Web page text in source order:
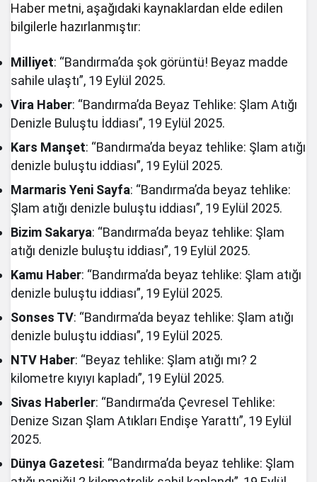
Haber metni, aşağıdaki kaynaklardan elde edilen
bilgilerle hazırlanmıştır:
Milliyet: “Bandırma’da şok görüntü! Beyaz madde
sahile ulaştı”, 19 Eylül 2025.
Vira Haber: “Bandırma’da Beyaz Tehlike: Şlam Atığı
Denizle Buluştu İddiası”, 19 Eylül 2025.
Kars Manşet: “Bandırma’da beyaz tehlike: Şlam atığı
denizle buluştu iddiası”, 19 Eylül 2025.
Marmaris Yeni Sayfa: “Bandırma’da beyaz tehlike:
Şlam atığı denizle buluştu iddiası”, 19 Eylül 2025.
Bizim Sakarya: “Bandırma’da beyaz tehlike: Şlam
atığı denizle buluştu iddiası”, 19 Eylül 2025.
Kamu Haber: “Bandırma’da beyaz tehlike: Şlam atığı
denizle buluştu iddiası”, 19 Eylül 2025.
Sonses TV: “Bandırma’da beyaz tehlike: Şlam atığı
denizle buluştu iddiası”, 19 Eylül 2025.
NTV Haber: “Beyaz tehlike: Şlam atığı mı? 2
kilometre kıyıyı kapladı”, 19 Eylül 2025.
Sivas Haberler: “Bandırma’da Çevresel Tehlike:
Denize Sızan Şlam Atıkları Endişe Yarattı”, 19 Eylül
2025.
Dünya Gazetesi: “Bandırma’da beyaz tehlike: Şlam